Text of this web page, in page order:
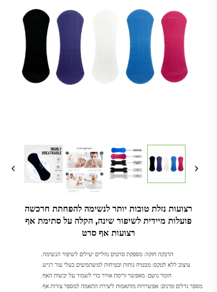
רצועות נזלת טובות יותר לנשימה להפחתת חרכשה
פועלות מיידית לשיפור שינה, הקלה על סתימת אף
רצועות אף סרט
הדבקה חזקה: מספקת סרטים נוזליים יעילים לשיפור הנשימה.
עיצוב ללא לטקס: מבטיח נוחות ובטיחות למשתמשים בעלי עור רגיש.
חומר נושם: מאפשר זרימת אוויר כדי לשמור על יבשות האף.
מספר גדלים זמינים: אפשרויות מותאמות ליצירת התאמה למספר צורות אף.